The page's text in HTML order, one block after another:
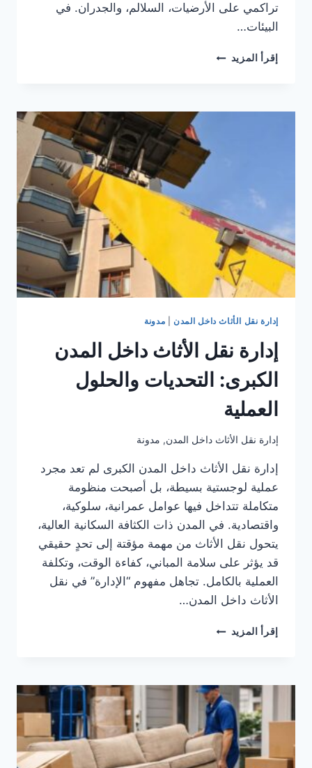
تراكمي على الأرضيات، السلالم، والجدران. في
البيئات…
إقرأ المزيد تأثير
على
المباني
السكنية
إدارة نقل الأثاث داخل المدن مدونة
إدارة نقل الأثاث داخل المدن
الكبرى: التحديات والحلول
العملية
إدارة نقل الأثاث داخل المدن, مدونة
إدارة نقل الأثاث داخل المدن الكبرى لم تعد مجرد
عملية لوجستية بسيطة، بل أصبحت منظومة
متكاملة تتداخل فيها عوامل عمرانية، سلوكية،
واقتصادية. في المدن ذات الكثافة السكانية العالية،
يتحول نقل الأثاث من مهمة مؤقتة إلى تحدٍ حقيقي
قد يؤثر على سلامة المباني، كفاءة الوقت، وتكلفة
العملية بالكامل. تجاهل مفهوم “الإدارة” في نقل
الأثاث داخل المدن…
إقرأ المزيد إدارة
المدن
الكبرى:
التحديات
والحلول
العملية